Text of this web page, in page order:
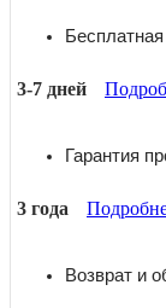
3-7 дней
Гарантия
3 года
Возврат и